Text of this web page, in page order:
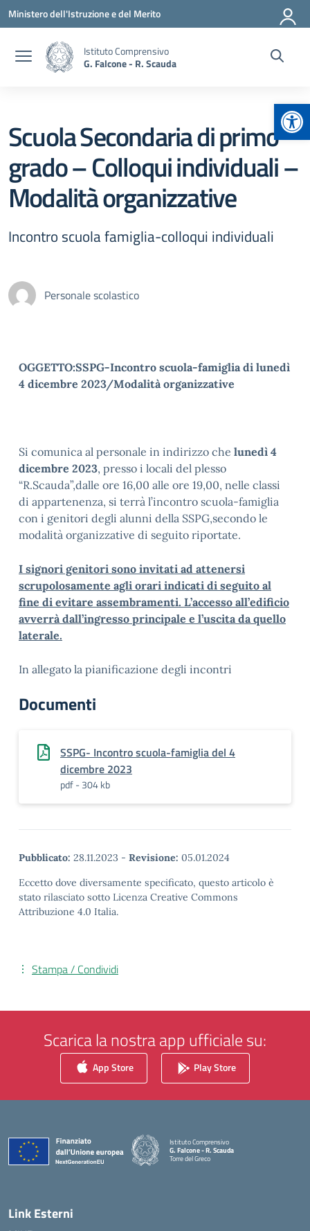
Vai ai contenuti
Vai al menu di navigazione
Vai al footer
Ministero dell'Istruzione e del Merito
Istituto Comprensivo
G. Falcone - R. Scauda
Scuola Secondaria di primo
grado – Colloqui individuali –
Modalità organizzative
Incontro scuola famiglia-colloqui individuali
Personale scolastico
OGGETTO:SSPG-Incontro scuola-famiglia di lunedì
4 dicembre 2023/Modalità organizzative
Si comunica al personale in indirizzo che lunedì 4
dicembre 2023, presso i locali del plesso
“R.Scauda”,dalle ore 16,00 alle ore 19,00, nelle classi
di appartenenza, si terrà l’incontro scuola-famiglia
con i genitori degli alunni della SSPG,secondo le
modalità organizzative di seguito riportate.
I signori genitori sono invitati ad attenersi
scrupolosamente agli orari indicati di seguito al
fine di evitare assembramenti. L’accesso all’edificio
avverrà dall’ingresso principale e l’uscita da quello
laterale.
In allegato la pianificazione degli incontri
Documenti
SSPG- Incontro scuola-famiglia del 4
dicembre 2023
pdf - 304 kb
Pubblicato: 28.11.2023 - Revisione: 05.01.2024
Eccetto dove diversamente specificato, questo articolo è
stato rilasciato sotto Licenza Creative Commons
Attribuzione 4.0 Italia.
Stampa / Condividi
Scarica la nostra app ufficiale su:
App Store Play Store
Istituto Comprensivo
G. Falcone - R. Scauda
Torre del Greco
Link Esterni